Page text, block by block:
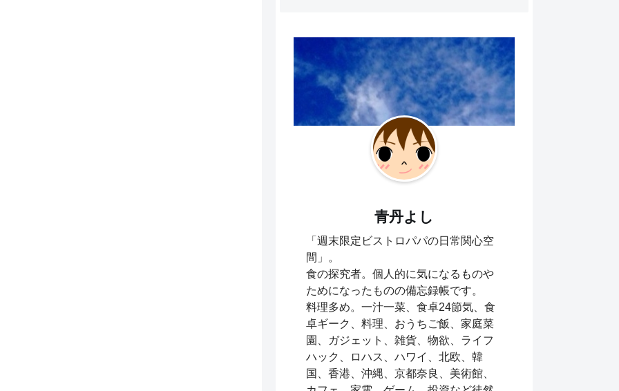
青丹よし
「週末限定ビストロパパの日常関心空
間」。
食の探究者。個人的に気になるものや
ためになったものの備忘録帳です。
料理多め。一汁一菜、食卓24節気、食
卓ギーク、料理、おうちご飯、家庭菜
園、ガジェット、雑貨、物欲、ライフ
ハック、ロハス、ハワイ、北欧、韓
国、香港、沖縄、京都奈良、美術館、